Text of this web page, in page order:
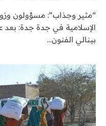
“مثير وجذاب”: مسؤولون
الإسلامية في جدة جدة: بعد
بينالي الفنون…